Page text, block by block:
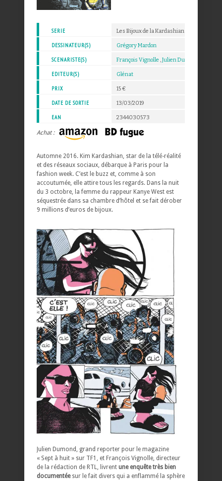
SERIE Les Bijoux de la Kardashian
DESSINATEUR(S) Grégory Mardon
SCENARISTE(S) François Vignolle ,Julien Dumond
EDITEUR(S) Glénat
PRIX 15 €
DATE DE SORTIE 13/03/2019
EAN 2344030573
Achat :
Automne 2016. Kim Kardashian, star de la télé-réalité
et des réseaux sociaux, débarque à Paris pour la
fashion week. C’est le buzz et, comme à son
accoutumée, elle attire tous les regards. Dans la nuit
du 3 octobre, la femme du rappeur Kanye West est
séquestrée dans sa chambre d’hôtel et se fait dérober
9 millions d’euros de bijoux.
Julien Dumond, grand reporter pour le magazine
« Sept à huit » sur TF1, et François Vignolle, directeur
de la rédaction de RTL, livrent une enquête très bien
documentéesur le fait divers qui a enflammé la sphère